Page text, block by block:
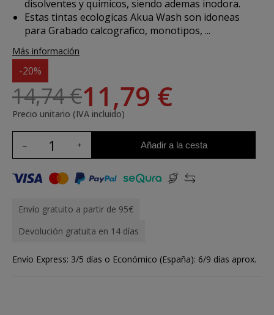
disolventes y quimicos, siendo ademas inodora.
Estas tintas ecologicas Akua Wash son idoneas
para Grabado calcografico, monotipos, ...
Más información
-20%
14,74 €11,79 €
Precio unitario (IVA incluido)
Añadir a la cesta
Envío gratuito a partir de 95€
Devolución gratuita en 14 días
Envío Express: 3/5 días o Económico (España): 6/9 días aprox.